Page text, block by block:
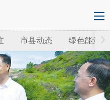
市县动态 绿色能源